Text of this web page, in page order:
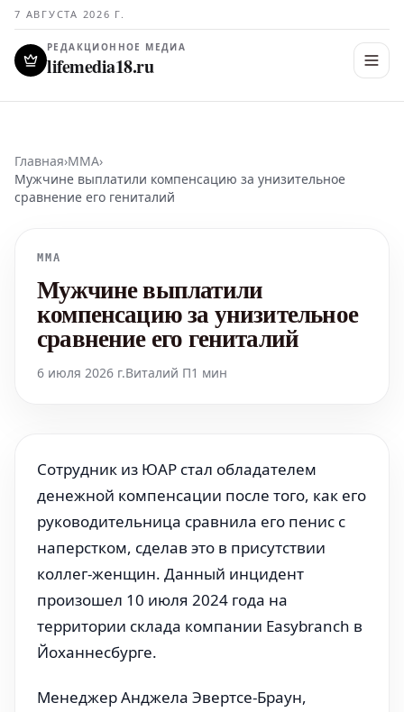
7 АВГУСТА 2026 Г.
РЕДАКЦИОННОЕ МЕДИА
lifemedia18.ru
Главная›MMA›
Мужчине выплатили компенсацию за унизительное
сравнение его гениталий
MMA
Мужчине выплатили
компенсацию за унизительное
сравнение его гениталий
6 июля 2026 г.Виталий П1 мин
Сотрудник из ЮАР стал обладателем
денежной компенсации после того, как его
руководительница сравнила его пенис с
наперстком, сделав это в присутствии
коллег-женщин. Данный инцидент
произошел 10 июля 2024 года на
территории склада компании Easybranch в
Йоханнесбурге.
Менеджер Анджела Эвертсе-Браун,